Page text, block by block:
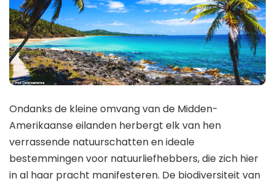
Ondanks de kleine omvang van de Midden-
Amerikaanse eilanden herbergt elk van hen
verrassende natuurschatten en ideale
bestemmingen voor natuurliefhebbers, die zich hier
in al haar pracht manifesteren. De biodiversiteit van